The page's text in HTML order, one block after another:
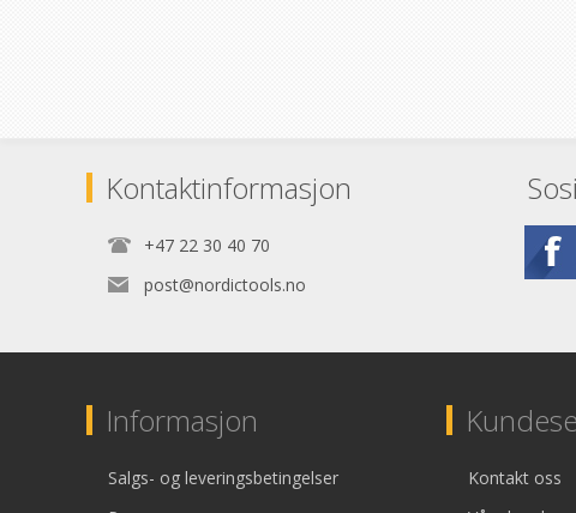
Kontaktinformasjon
+47 22 30 40 70
post@nordictools.no
Informasjon
Salgs- og leveringsbetingelser
Kontakt oss